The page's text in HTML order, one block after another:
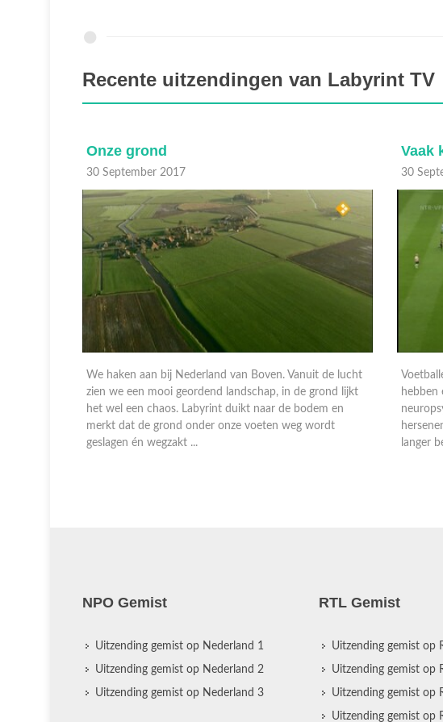
Recente uitzendingen van Labyrint TV
Onze grond
30 September 2017
We haken aan bij Nederland van Boven. Vanuit de lucht
zien we een mooi geordend landschap, in de grond lijkt
het wel een chaos. Labyrint duikt naar de bodem en
merkt dat de grond onder onze voeten weg wordt
geslagen én wegzakt ...
Vaak
30
hebben
langer
NPO Gemist
Uitzending gemist op Nederland 1
Uitzending gemist op Nederland 2
Uitzending gemist op Nederland 3
RTL Gemist
Uitzending gemist op
Uitzending gemist op
Uitzending gemist op
Uitzending gemist op